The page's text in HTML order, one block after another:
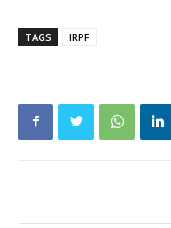
TAGS IRPF